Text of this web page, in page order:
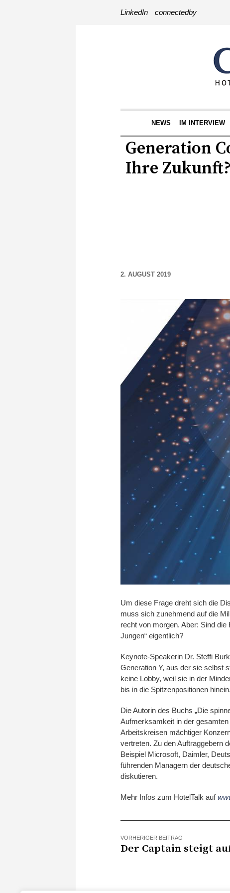
LinkedIn connectedby
NEWS IM INTERVIEW
Generation
Ihre Zukunft?
2. AUGUST 2019
Um diese Frage dreht sich die
muss sich zunehmend auf die
recht von morgen. Aber: Sind
Jungen“ eigentlich?
Keynote-Speakerin Dr. Steffi
Generation Y, aus der sie selbst
keine Lobby, weil sie in der
bis in die Spitzenpositionen
Die Autorin des Buchs „Die
Aufmerksamkeit in der
Arbeitskreisen mächtiger
vertreten. Zu den Auftraggebern
Beispiel Microsoft, Daimler,
führenden Managern der
diskutieren.
Mehr Infos zum HotelTalk auf
VORHERIGER BEITRAG
Der Captain steigt